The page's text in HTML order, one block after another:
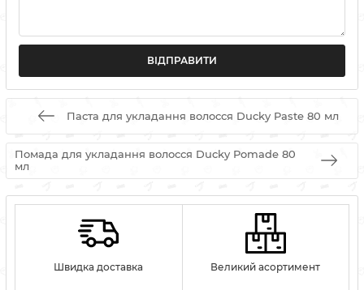
Паста для укладання волосся Ducky Paste 80 мл
Помада для укладання волосся Ducky Pomade 80
мл
Швидка доставка Великий асортимент